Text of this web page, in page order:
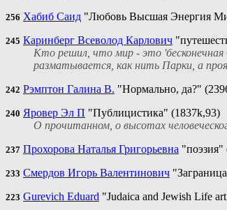
256 Хабиб Саид "Любовь Высшая Энергия
245 Каринберг Всеволод Карлович
Кто решил, что мир - это 'бесконечная
разматывается, как нить Парки, а
242 Рэмптон Галина В. "Нормально, да?"
240 Яровер Эл П "Публицистика" (1837k,93)
О прочитанном, о высотах
237 Прохорова Наталья Григорьевна "поэзия"
233 Смердов Игорь Валентинович
223 Gurevich Eduard "Judaica and Jewish Life